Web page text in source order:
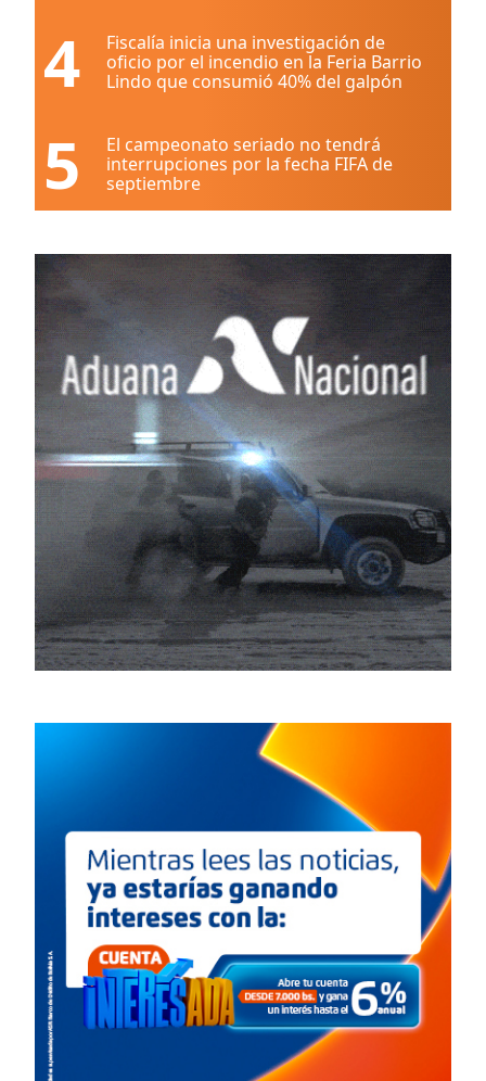
4
Fiscalía inicia una investigación de
oficio por el incendio en la Feria Barrio
Lindo que consumió 40% del galpón
5
El campeonato seriado no tendrá
interrupciones por la fecha FIFA de
septiembre